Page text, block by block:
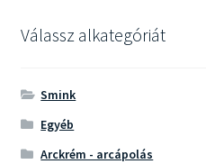
Válassz alkategóriát
Smink
Egyéb
Arckrém - arcápolás